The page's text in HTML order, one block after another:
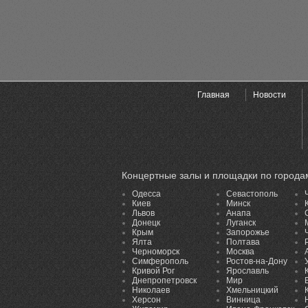
Главная Новости
Концертные залы и площадки по
Одесса
Киев
Львов
Донецк
Крым
Ялта
Черноморск
Симферополь
Кривой Рог
Днепропетровск
Николаев
Херсон
Севастополь
Минск
Анапа
Луганск
Запорожье
Полтава
Москва
Ростов-на-Дону
Ярославль
Мир
Хмельницкий
Винница